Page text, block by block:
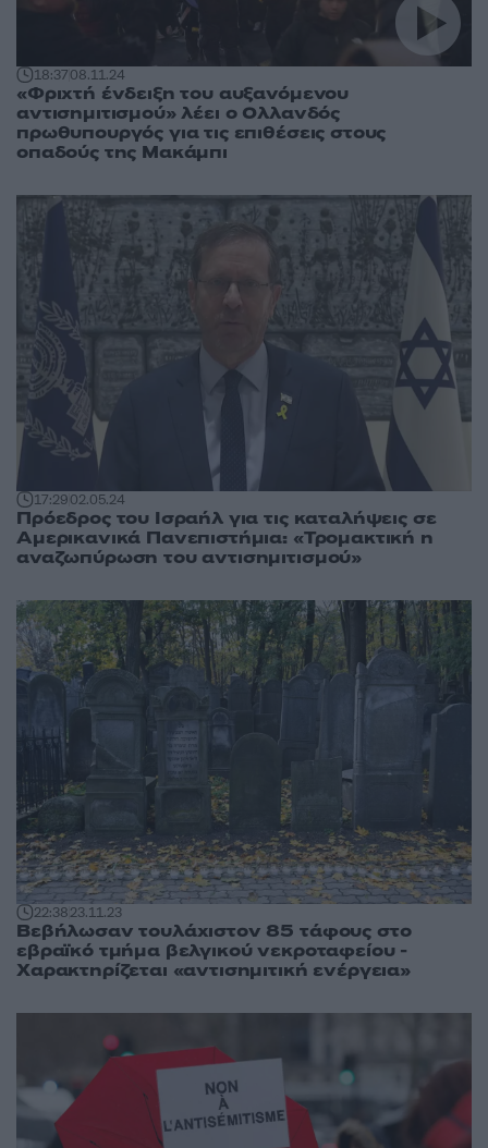
18:3708.11.24
«Φριχτή ένδειξη του αυξανόμενου
αντισημιτισμού» λέει ο Ολλανδός
πρωθυπουργός για τις επιθέσεις στους
οπαδούς της Μακάμπι
17:2902.05.24
Πρόεδρος του Ισραήλ για τις καταλήψεις σε
Αμερικανικά Πανεπιστήμια: «Τρομακτική η
αναζωπύρωση του αντισημιτισμού»
22:3823.11.23
Βεβήλωσαν τουλάχιστον 85 τάφους στο
εβραϊκό τμήμα βελγικού νεκροταφείου -
Χαρακτηρίζεται «αντισημιτική ενέργεια»